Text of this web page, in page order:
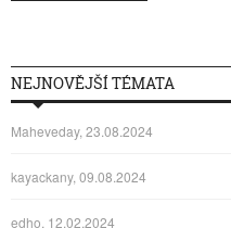
NEJNOVĚJŠÍ TÉMATA
Maheveday, 23.08.2024
kayackany, 09.08.2024
edho, 12.02.2024